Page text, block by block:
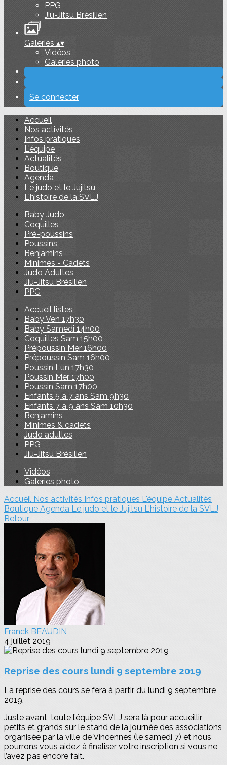
PPG
Jiu-Jitsu Brésilien
Galeries ▴▾
Vidéos
Galeries photo
Se connecter
Accueil
Nos activités
Infos pratiques
L'équipe
Actualités
Boutique
Agenda
Le judo et le Jujitsu
L'histoire de la SVLJ
Baby Judo
Coquilles
Pré-poussins
Poussins
Benjamins
Minimes - Cadets
Judo Adultes
Jiu-Jitsu Brésilien
PPG
Accueil listes
Baby Ven 17h30
Baby Samedi 14h00
Coquilles Sam 15h00
Prépoussin Mer 16h00
Prépoussin Sam 16h00
Poussin Lun 17h30
Poussin Mer 17h00
Poussin Sam 17h00
Enfants 5 à 7 ans Sam 9h30
Enfants 7 à 9 ans Sam 10h30
Benjamins
Minimes & cadets
Judo adultes
PPG
Jiu-Jitsu Brésilien
Vidéos
Galeries photo
Accueil Nos activités Infos pratiques L'équipe Actualités
Boutique Agenda Le judo et le Jujitsu L'histoire de la SVLJ
Retour
Franck BEAUDIN
4 juillet 2019
Reprise des cours lundi 9 septembre 2019
La reprise des cours se fera à partir du lundi 9 septembre
2019.
Juste avant, toute l’équipe SVLJ sera là pour accueillir
petits et grands sur le stand de la journée des associations
organisée par la ville de Vincennes (le samedi 7) et nous
pourrons vous aidez à finaliser votre inscription si vous ne
l’avez pas encore fait.